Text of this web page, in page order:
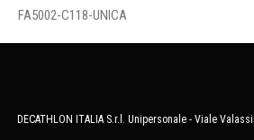
FA5002-C118-UNICA
DECATHLON ITALIA S.r.l. Unipersonale - Viale